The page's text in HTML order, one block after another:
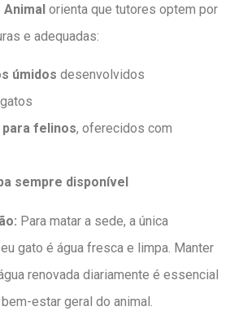
orienta que tutores optem por
e adequadas:
úmidos desenvolvidos
felinos, oferecidos com
sempre disponível
Para matar a sede, a única
gato é água fresca e limpa. Manter
renovada diariamente é essencial
estar geral do animal.